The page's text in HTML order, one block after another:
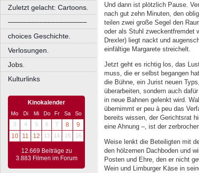
Zuletzt gelacht: Cartoons.
––––––––––––––––––––
choices Geschichte.
Verlosungen.
Jobs.
Kulturlinks
Kinokalender
Mo Di Mi Do Fr Sa
So
3
4 5 6 7 8
9
10
11 12 13 14 15 16
12.669 Beiträge zu
3.883 Filmen im Forum
Und dann ist plötzlich Pause.
nach gut zehn Minuten, den
teilen zwei große Segel den
oder als Stuhl zweckentfremdet
Drexler) liegt nackt und
einfältige Margarete streichelt.
Jetzt geht es richtig los, das
muss, die er selbst begangen
die Bühne, ein Jurist neuen
überarbeiten, sondern auch
in neue Bahnen gelenkt wird.
übernimmt er peu à peu das
bereits wissen, der Gerichtsrat
eine Ahnung –, ist der
Weise lenkt die Beteiligten mit
den hölzernen Dachboden und
Posten und Ehre, den er nicht
Wein und Limburger Käse in